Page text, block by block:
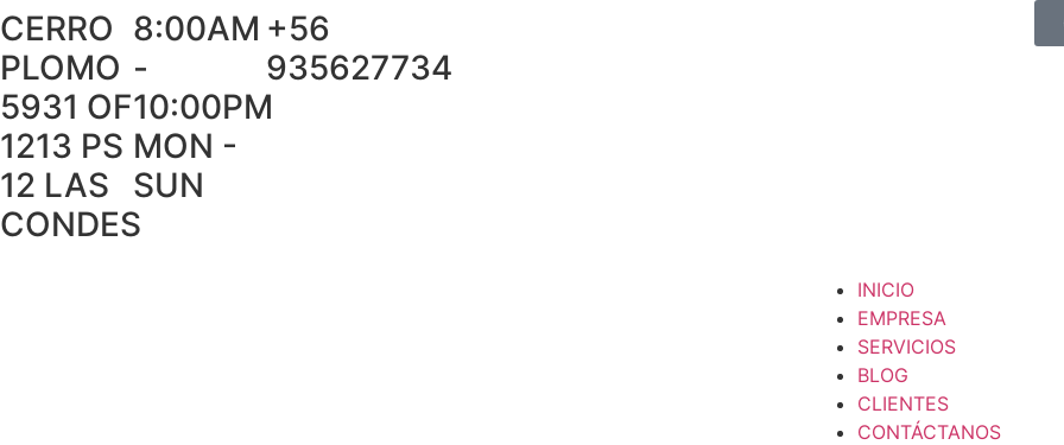
CERRO
PLOMO
5931 OF
1213 PS
12 LAS
CONDES
8:00AM
-
10:00PM
MON -
SUN
+56
935627734
INICIO
EMPRESA
SERVICIOS
BLOG
CLIENTES
CONTÁCTANOS